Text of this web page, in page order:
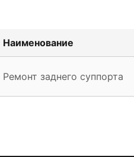
Наименование
Ремонт заднего суппорта